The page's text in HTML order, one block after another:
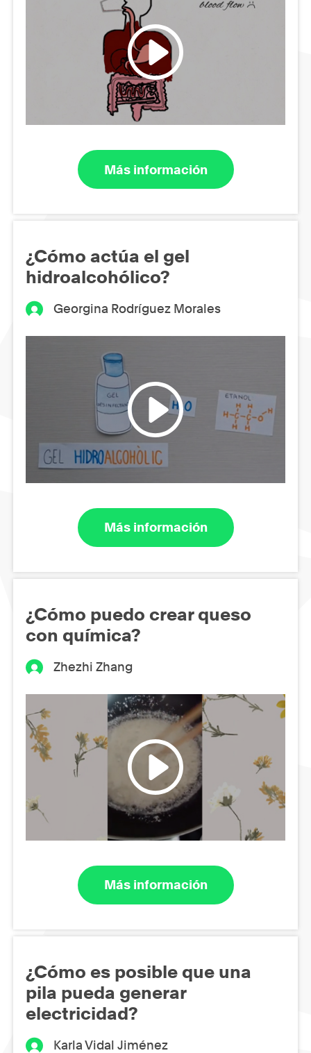
Más información
¿Cómo actúa el gel
hidroalcohólico?
Georgina Rodríguez Morales
Más información
¿Cómo puedo crear queso
con química?
Zhezhi Zhang
Más información
¿Cómo es posible que una
pila pueda generar
electricidad?
Karla Vidal Jiménez